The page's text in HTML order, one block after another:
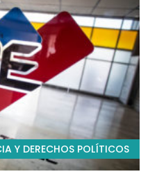
Y DERECHOS POLÍTICOS